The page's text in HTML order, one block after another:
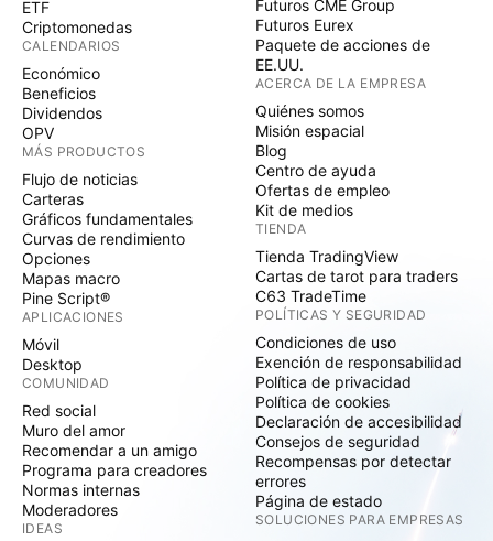
ETF
Criptomonedas
CALENDARIOS
Económico
Beneficios
Dividendos
OPV
MÁS PRODUCTOS
Flujo de noticias
Carteras
Gráficos fundamentales
Curvas de rendimiento
Opciones
Mapas macro
Pine Script®
APLICACIONES
Móvil
Desktop
COMUNIDAD
Red social
Muro del amor
Recomendar a un amigo
Programa para creadores
Normas internas
Moderadores
IDEAS
Futuros CME Group
Futuros Eurex
Paquete de acciones de
EE.UU.
ACERCA DE LA EMPRESA
Quiénes somos
Misión espacial
Blog
Centro de ayuda
Ofertas de empleo
Kit de medios
TIENDA
Tienda TradingView
Cartas de tarot para traders
C63 TradeTime
POLÍTICAS Y SEGURIDAD
Condiciones de uso
Exención de responsabilidad
Política de privacidad
Política de cookies
Declaración de accesibilidad
Consejos de seguridad
Recompensas por detectar
errores
Página de estado
SOLUCIONES PARA EMPRESAS